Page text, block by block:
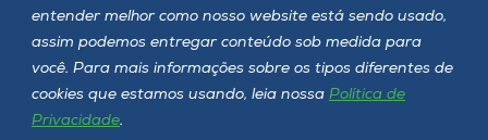
entender melhor como nosso website está sendo usado,
assim podemos entregar conteúdo sob medida para
você. Para mais informações sobre os tipos diferentes de
cookies que estamos usando, leia nossa Política de
Privacidade.